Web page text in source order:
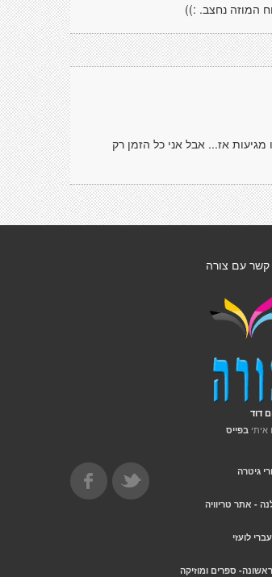
המוזה נחצב. :))
אז... אבל אני כל הזמן רק
קשר עם צורה
דוד
איתי בפייס
גיטרה
- אתר טריוויה
לועזי
ספרים ומוזיקה